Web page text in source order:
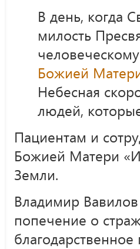
В день, когда
милость
Божией
Небесная
людей,
Пациентам и
Божией Матери
Земли.
Владимир
попечение о
благодарственное